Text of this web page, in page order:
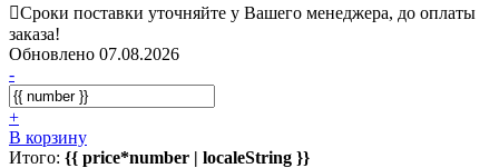
Сроки поставки уточняйте у Вашего менеджера, до оплаты
заказа!
Обновлено 07.08.2026
-
+
В корзину
Итого: {{ price*number | localeString }}